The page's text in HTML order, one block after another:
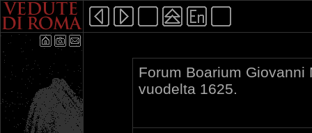
Forum Boarium Giovanni
vuodelta 1625.